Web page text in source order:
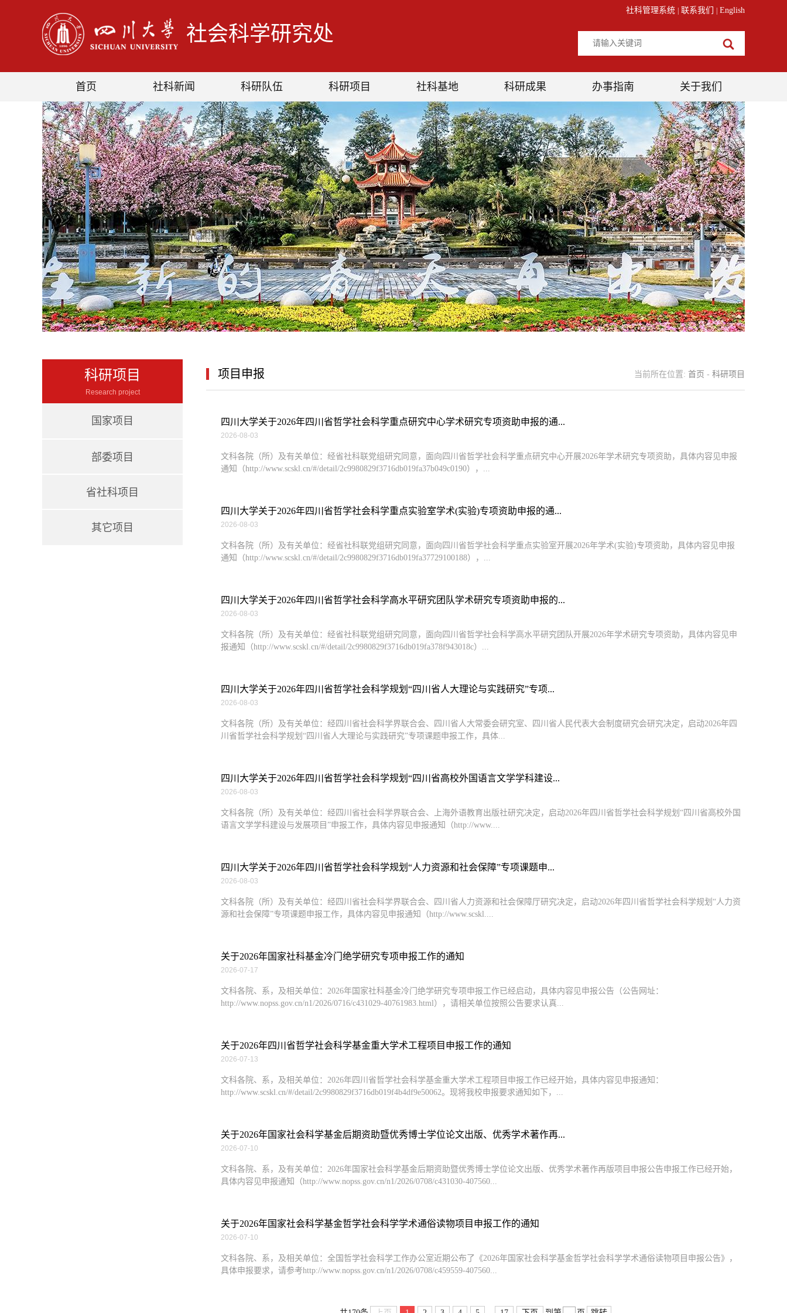
社会科学研究处
社科管理系统 联系我们 English
首页 社科新闻 科研队伍 科研项目 社科基地 科研成果 办事指南 关于我们
科研项目
Research project
国家项目
部委项目
省社科项目
其它项目
项目申报 当前所在位置: 首页 - 科研项目
四川大学关于2026年四川省哲学社会科学重点研究中心学术研究专项资助申报的通...
2026-08-03
文科各院（所）及有关单位：经省社科联党组研究同意，面向四川省哲学社会科学重点研究中心开展2026年学术研究专项资助，具体内容见申报
通知（http://www.scskl.cn/#/detail/2c9980829f3716db019fa37b049c0190），...
四川大学关于2026年四川省哲学社会科学重点实验室学术(实验)专项资助申报的通...
2026-08-03
文科各院（所）及有关单位：经省社科联党组研究同意，面向四川省哲学社会科学重点实验室开展2026年学术(实验)专项资助，具体内容见申报
通知（http://www.scskl.cn/#/detail/2c9980829f3716db019fa37729100188），...
四川大学关于2026年四川省哲学社会科学高水平研究团队学术研究专项资助申报的...
2026-08-03
文科各院（所）及有关单位：经省社科联党组研究同意，面向四川省哲学社会科学高水平研究团队开展2026年学术研究专项资助，具体内容见申
报通知（http://www.scskl.cn/#/detail/2c9980829f3716db019fa378f943018c）...
四川大学关于2026年四川省哲学社会科学规划“四川省人大理论与实践研究”专项...
2026-08-03
文科各院（所）及有关单位：经四川省社会科学界联合会、四川省人大常委会研究室、四川省人民代表大会制度研究会研究决定，启动2026年四
川省哲学社会科学规划“四川省人大理论与实践研究”专项课题申报工作，具体...
四川大学关于2026年四川省哲学社会科学规划“四川省高校外国语言文学学科建设...
2026-08-03
文科各院（所）及有关单位：经四川省社会科学界联合会、上海外语教育出版社研究决定，启动2026年四川省哲学社会科学规划“四川省高校外国
语言文学学科建设与发展项目”申报工作，具体内容见申报通知（http://www....
四川大学关于2026年四川省哲学社会科学规划“人力资源和社会保障”专项课题申...
2026-08-03
文科各院（所）及有关单位：经四川省社会科学界联合会、四川省人力资源和社会保障厅研究决定，启动2026年四川省哲学社会科学规划“人力资
源和社会保障”专项课题申报工作，具体内容见申报通知（http://www.scskl....
关于2026年国家社科基金冷门绝学研究专项申报工作的通知
2026-07-17
文科各院、系，及相关单位：2026年国家社科基金冷门绝学研究专项申报工作已经启动，具体内容见申报公告（公告网址：
http://www.nopss.gov.cn/n1/2026/0716/c431029-40761983.html），请相关单位按照公告要求认真...
关于2026年四川省哲学社会科学基金重大学术工程项目申报工作的通知
2026-07-13
文科各院、系，及相关单位：2026年四川省哲学社会科学基金重大学术工程项目申报工作已经开始，具体内容见申报通知：
http://www.scskl.cn/#/detail/2c9980829f3716db019f4b4df9e50062。现将我校申报要求通知如下，...
关于2026年国家社会科学基金后期资助暨优秀博士学位论文出版、优秀学术著作再...
2026-07-10
文科各院、系，及有关单位：2026年国家社会科学基金后期资助暨优秀博士学位论文出版、优秀学术著作再版项目申报公告申报工作已经开始，
具体内容见申报通知（http://www.nopss.gov.cn/n1/2026/0708/c431030-407560...
关于2026年国家社会科学基金哲学社会科学学术通俗读物项目申报工作的通知
2026-07-10
文科各院、系，及相关单位：全国哲学社会科学工作办公室近期公布了《2026年国家社会科学基金哲学社会科学学术通俗读物项目申报公告》，
具体申报要求，请参考http://www.nopss.gov.cn/n1/2026/0708/c459559-407560...